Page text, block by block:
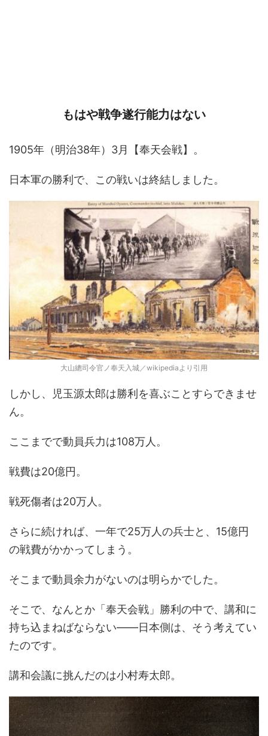
もはや戦争遂行能力はない
1905年（明治38年）3月【奉天会戦】。
日本軍の勝利で、この戦いは終結しました。
大山總司令官ノ奉天入城／wikipediaより引用
しかし、児玉源太郎は勝利を喜ぶことすらできませ
ん。
ここまでで動員兵力は108万人。
戦費は20億円。
戦死傷者は20万人。
さらに続ければ、一年で25万人の兵士と、15億円
の戦費がかかってしまう。
そこまで動員余力がないのは明らかでした。
そこで、なんとか「奉天会戦」勝利の中で、講和に
持ち込まねばならない――日本側は、そう考えてい
たのです。
講和会議に挑んだのは小村寿太郎。